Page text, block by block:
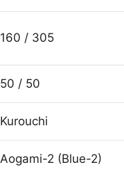
160 / 305
50 / 50
Kurouchi
Aogami-2 (Blue-2)